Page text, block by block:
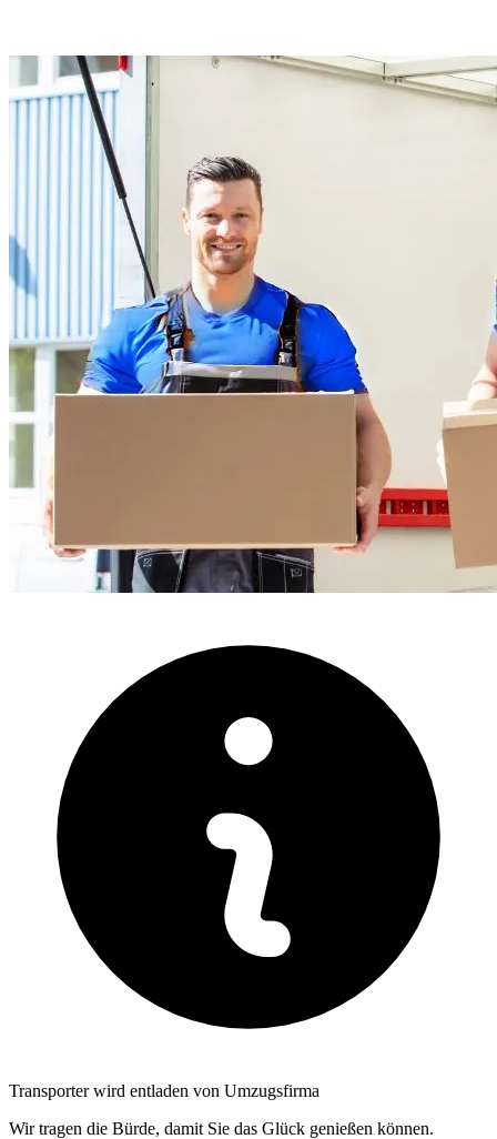
Transporter wird entladen von Umzugsfirma
Wir tragen die Bürde, damit Sie das Glück genießen können.